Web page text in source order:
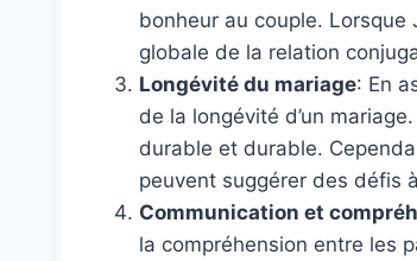
bonheur au couple.
globale de la relation
Longévité du mariage: En
de la longévité d’un
durable et durable.
peuvent suggérer des défis
Communication et
la compréhension entre les